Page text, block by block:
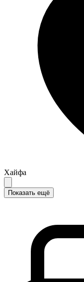
Хайфа
Показать ещё